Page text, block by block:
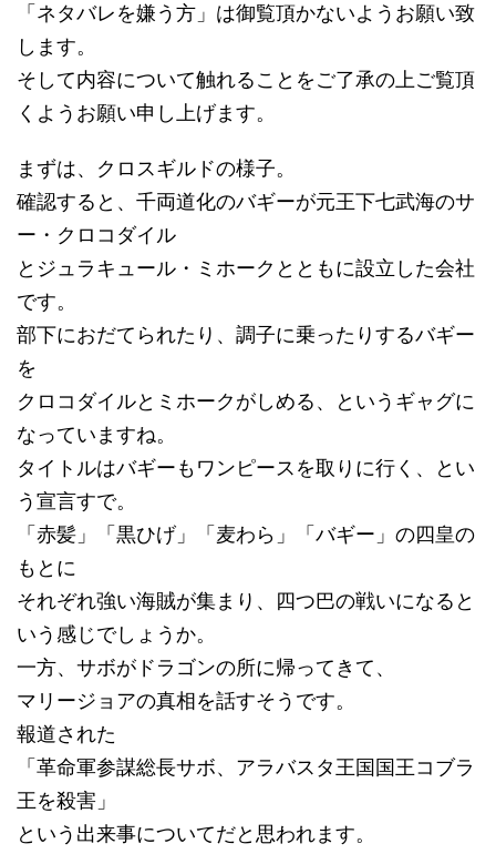
「ネタバレを嫌う方」は御覧頂かないようお願い致
します。
そして内容について触れることをご了承の上ご覧頂
くようお願い申し上げます。
まずは、クロスギルドの様子。
確認すると、千両道化のバギーが元王下七武海のサ
ー・クロコダイル
とジュラキュール・ミホークとともに設立した会社
です。
部下におだてられたり、調子に乗ったりするバギー
を
クロコダイルとミホークがしめる、というギャグに
なっていますね。
タイトルはバギーもワンピースを取りに行く、とい
う宣言すで。
「赤髪」「黒ひげ」「麦わら」「バギー」の四皇の
もとに
それぞれ強い海賊が集まり、四つ巴の戦いになると
いう感じでしょうか。
一方、サボがドラゴンの所に帰ってきて、
マリージョアの真相を話すそうです。
報道された
「革命軍参謀総長サボ、アラバスタ王国国王コブラ
王を殺害」
という出来事についてだと思われます。